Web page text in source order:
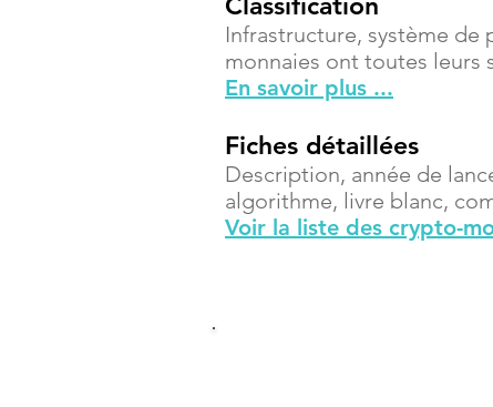
Infrastructure, système de
monnaies ont toutes leurs
En savoir plus ...
Fiches détaillées
Description, année de
algorithme, livre blanc,
Voir la liste des crypto-